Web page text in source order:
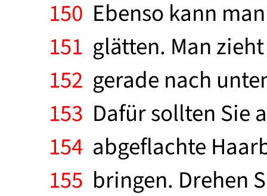
150 Ebenso kann
151 glätten. Man
152 gerade nach
153 Dafür sollten Sie
154 abgeflachte
155 bringen. Drehen